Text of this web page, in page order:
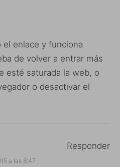
el enlace y funciona
de volver a entrar más
esté saturada la web, o
o desactivar el
a las 8:47
Responder